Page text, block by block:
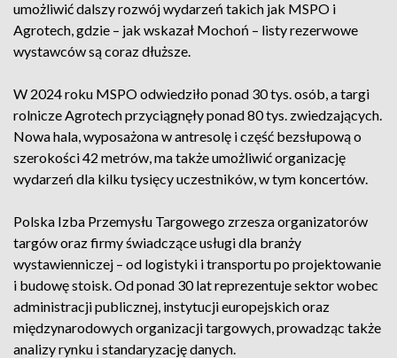
umożliwić dalszy rozwój wydarzeń takich jak MSPO i
Agrotech, gdzie – jak wskazał Mochoń – listy rezerwowe
wystawców są coraz dłuższe.
W 2024 roku MSPO odwiedziło ponad 30 tys. osób, a targi
rolnicze Agrotech przyciągnęły ponad 80 tys. zwiedzających.
Nowa hala, wyposażona w antresolę i część bezsłupową o
szerokości 42 metrów, ma także umożliwić organizację
wydarzeń dla kilku tysięcy uczestników, w tym koncertów.
Polska Izba Przemysłu Targowego zrzesza organizatorów
targów oraz firmy świadczące usługi dla branży
wystawienniczej – od logistyki i transportu po projektowanie
i budowę stoisk. Od ponad 30 lat reprezentuje sektor wobec
administracji publicznej, instytucji europejskich oraz
międzynarodowych organizacji targowych, prowadząc także
analizy rynku i standaryzację danych.